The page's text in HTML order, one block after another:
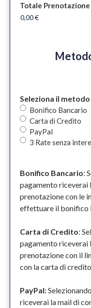
Totale
Seleziona il
Bonifico Bancario
Carta di Credito
PayPal
3 Rate senza
Bonifico Bancario:
pagamento riceverai
prenotazione con le
effettuare il bonifico
Carta di Credito:
pagamento riceverai
prenotazione con il
con la carta di credito.
PayPal:
riceverai la mail di